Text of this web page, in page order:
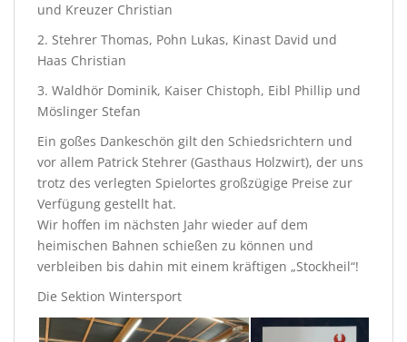
und Kreuzer Christian
2. Stehrer Thomas, Pohn Lukas, Kinast David und
Haas Christian
3. Waldhör Dominik, Kaiser Chistoph, Eibl Phillip und
Möslinger Stefan
Ein goßes Dankeschön gilt den Schiedsrichtern und
vor allem Patrick Stehrer (Gasthaus Holzwirt), der uns
trotz des verlegten Spielortes großzügige Preise zur
Verfügung gestellt hat.
Wir hoffen im nächsten Jahr wieder auf dem
heimischen Bahnen schießen zu können und
verbleiben bis dahin mit einem kräftigen „Stockheil“!
Die Sektion Wintersport